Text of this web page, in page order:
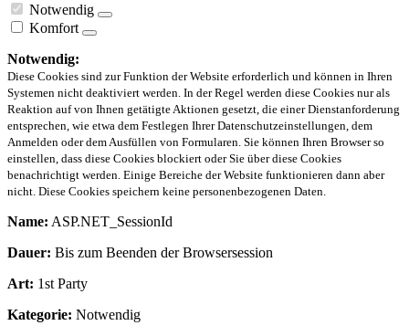
Notwendig
Komfort
Notwendig:
Diese Cookies sind zur Funktion der Website erforderlich und können in Ihren
Systemen nicht deaktiviert werden. In der Regel werden diese Cookies nur als
Reaktion auf von Ihnen getätigte Aktionen gesetzt, die einer Dienstanforderung
entsprechen, wie etwa dem Festlegen Ihrer Datenschutzeinstellungen, dem
Anmelden oder dem Ausfüllen von Formularen. Sie können Ihren Browser so
einstellen, dass diese Cookies blockiert oder Sie über diese Cookies
benachrichtigt werden. Einige Bereiche der Website funktionieren dann aber
nicht. Diese Cookies speichern keine personenbezogenen Daten.
Name: ASP.NET_SessionId
Dauer: Bis zum Beenden der Browsersession
Art: 1st Party
Kategorie: Notwendig